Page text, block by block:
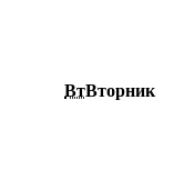
ВтВторник